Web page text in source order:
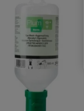
Transport & Logistique
Collectivités(6)
Services(8)
Agri-Agro(7)